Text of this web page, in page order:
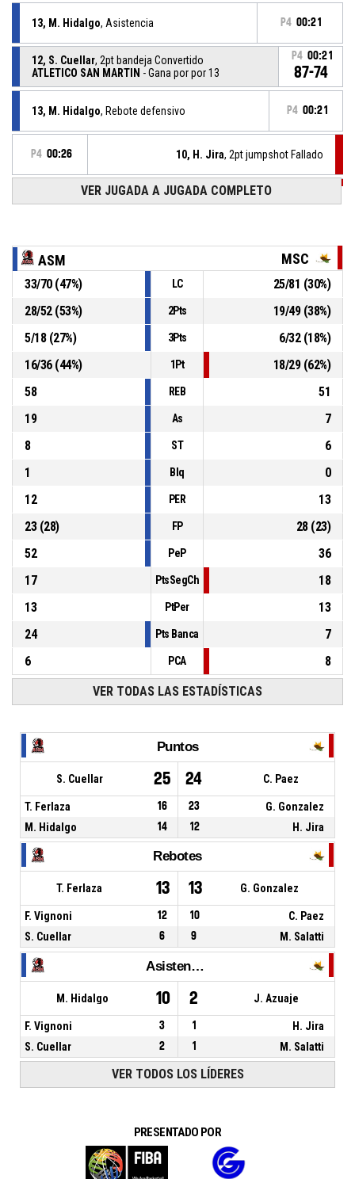
13, M. Hidalgo, Asistencia P4 00:21
12, S. Cuellar, 2pt bandeja Convertido
ATLETICO SAN MARTIN - Gana por por 13
P4 00:21
87-74
13, M. Hidalgo, Rebote defensivo P4 00:21
P4 00:26 10, H. Jira, 2pt jumpshot Fallado
11, V. Periale, Rebote defensivo
12, S. Cuellar, 3pt jumpshot Fallado
12, S. Cuellar , Rebote defensivo P4 00:42
P4 00:46 18, A. Sisterna , 3pt jumpshot Fallado
VER JUGADA A JUGADA COMPLETO
ASM MSC
33/70(47%) LC 25/81 (30%)
28/52(53%) 2Pts 19/49(38%)
5/18(27%) 3Pts 6/32(18%)
16/36(44%) 1Pt 18/29(62%)
58
REB
51
19
As
7
8
ST
6
1
Blq
0
12
PER
13
23(28) FP 28(23)
52
PeP
36
17
PtsSegCh
18
13
PtPer
13
24
Pts Banca
7
6
PCA 8
VER TODAS LAS ESTADÍSTICAS
Puntos
S. Cuellar 25 24 C. Paez
T. Ferlaza 16 23
G. Gonzalez
M. Hidalgo
14 12 H. Jira
Rebotes
T. Ferlaza 13 13 G. Gonzalez
F. Vignoni 12 10
C. Paez
S. Cuellar
6 9 M. Salatti
Asistencias
M. Hidalgo 10 2 J. Azuaje
F. Vignoni 3 1
H. Jira
S. Cuellar
2 1 M. Salatti
VER TODOS LOS LÍDERES
PRESENTADO POR